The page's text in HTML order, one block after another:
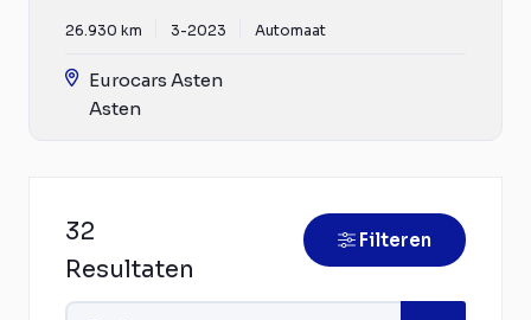
26.930 km 3-2023 Automaat
Eurocars Asten
Asten
32
Resultaten
Filteren